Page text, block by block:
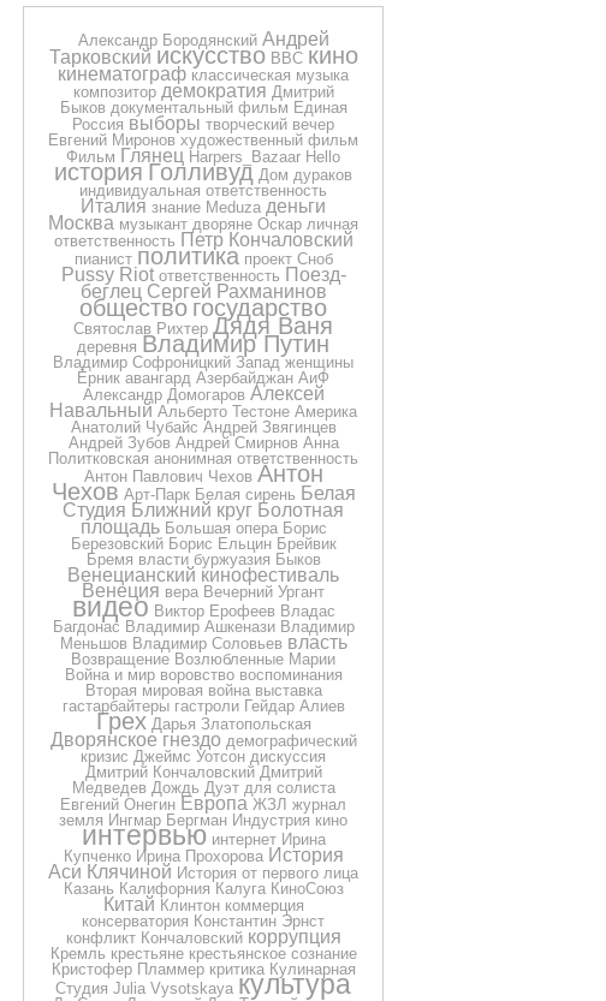
Александр Бородянский Андрей
Тарковский искусство BBC кино
кинематограф классическая музыка
композитор демократия Дмитрий
Быков документальный фильм Единая
Россия выборы творческий вечер
Евгений Миронов художественный фильм
Фильм Глянец Harpers_Bazaar Hello
история Голливуд Дом дураков
индивидуальная ответственность
Италия знание Meduza деньги
Москва музыкант дворяне Оскар личная
ответственность Петр Кончаловский
пианист политика проект Сноб
Pussy Riot ответственность Поезд-
беглец Сергей Рахманинов
общество государство
Святослав Рихтер Дядя Ваня
деревня Владимир Путин
Владимир Софроницкий Запад женщины
Ёрник авангард Азербайджан АиФ
Александр Домогаров Алексей
Навальный Альберто Тестоне Америка
Анатолий Чубайс Андрей Звягинцев
Андрей Зубов Андрей Смирнов Анна
Политковская анонимная ответственность
Антон Павлович Чехов Антон
Чехов Арт-Парк Белая сирень Белая
Студия Ближний круг Болотная
площадь Большая опера Борис
Березовский Борис Ельцин Брейвик
Бремя власти буржуазия Быков
Венецианский кинофестиваль
Венеция вера Вечерний Ургант
видео Виктор Ерофеев Владас
Багдонас Владимир Ашкенази Владимир
Меньшов Владимир Соловьев власть
Возвращение Возлюбленные Марии
Война и мир воровство воспоминания
Вторая мировая война выставка
гастарбайтеры гастроли Гейдар Алиев
Грех Дарья Златопольская
Дворянское гнездо демографический
кризис Джеймс Уотсон дискуссия
Дмитрий Кончаловский Дмитрий
Медведев Дождь Дуэт для солиста
Евгений Онегин Европа ЖЗЛ журнал
земля Ингмар Бергман Индустрия кино
интервью интернет Ирина
Купченко Ирина Прохорова История
Аси Клячиной История от первого лица
Казань Калифорния Калуга КиноСоюз
Китай Клинтон коммерция
консерватория Константин Эрнст
конфликт Кончаловский коррупция
Кремль крестьяне крестьянское сознание
Кристофер Пламмер критика Кулинарная
Студия Julia Vysotskaya культура